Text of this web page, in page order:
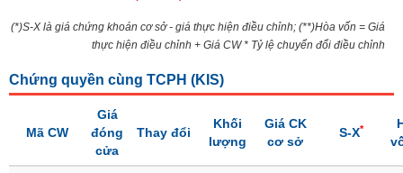
Tài
tích
(*)S-X là giá chứng khoán cơ sở - giá thực hiện điều chỉnh; (**)Hòa vốn = Giá
thực hiện điều chỉnh + Giá CW * Tỷ lệ chuyển đổi điều chỉnh
Chứng quyền cùng TCPH (KIS)
Mã CW
Giá
đóng
cửa
Thay đổi
Khối
lượng
Giá CK
cơ sở
S-X*
SECTOR
NĂNG